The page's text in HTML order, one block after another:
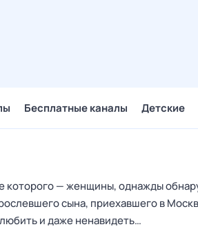
Бесплатные каналы Детские
которого — женщины, однажды
сына, приехавшего в
и даже ненавидеть…